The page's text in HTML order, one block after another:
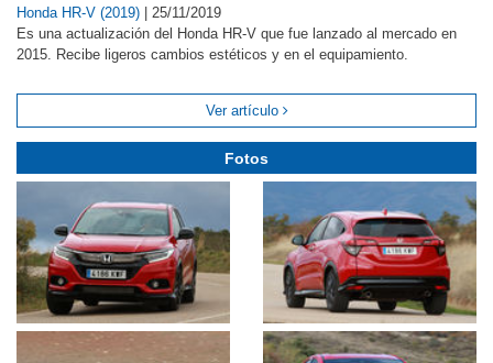
Honda HR-V (2019)
25/11/2019
Es una actualización del Honda HR-V que fue lanzado al mercado en
2015. Recibe ligeros cambios estéticos y en el equipamiento.
Ver artículo
Fotos